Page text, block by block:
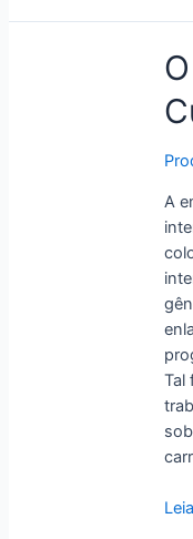
A
Tal
O
do